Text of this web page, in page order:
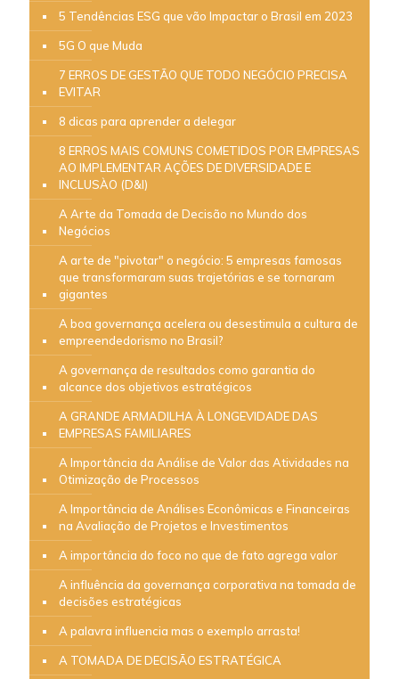
5 Tendências ESG que vão Impactar o Brasil em 2023
5G O que Muda
7 ERROS DE GESTÃO QUE TODO NEGÓCIO PRECISA
EVITAR
8 dicas para aprender a delegar
8 ERROS MAIS COMUNS COMETIDOS POR EMPRESAS
AO IMPLEMENTAR AÇÕES DE DIVERSIDADE E
INCLUSÀO (D&I)
A Arte da Tomada de Decisão no Mundo dos
Negócios
A arte de "pivotar" o negócio: 5 empresas famosas
que transformaram suas trajetórias e se tornaram
gigantes
A boa governança acelera ou desestimula a cultura de
empreendedorismo no Brasil?
A governança de resultados como garantia do
alcance dos objetivos estratégicos
A GRANDE ARMADILHA À LONGEVIDADE DAS
EMPRESAS FAMILIARES
A Importância da Análise de Valor das Atividades na
Otimização de Processos
A Importância de Análises Econômicas e Financeiras
na Avaliação de Projetos e Investimentos
A importância do foco no que de fato agrega valor
A influência da governança corporativa na tomada de
decisões estratégicas
A palavra influencia mas o exemplo arrasta!
A TOMADA DE DECISÃO ESTRATÉGICA